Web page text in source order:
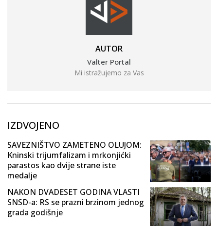
AUTOR
Valter Portal
Mi istražujemo za Vas
IZDVOJENO
SAVEZNIŠTVO ZAMETENO OLUJOM:
Kninski trijumfalizam i mrkonjićki
parastos kao dvije strane iste
medalje
NAKON DVADESET GODINA VLASTI
SNSD-a: RS se prazni brzinom jednog
grada godišnje